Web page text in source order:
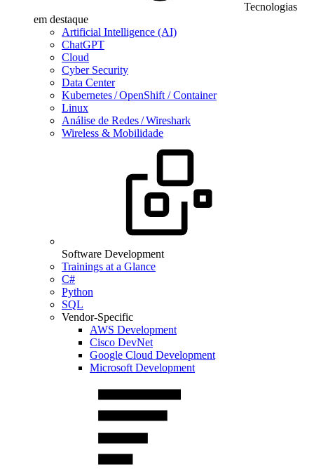
Tecnologias
em destaque
Artificial Intelligence (AI)
ChatGPT
Cloud
Cyber Security
Data Center
Kubernetes / OpenShift / Container
Linux
Análise de Redes / Wireshark
Wireless & Mobilidade
Software Development
Trainings at a Glance
C#
Python
SQL
Vendor-Specific
AWS Development
Cisco DevNet
Google Cloud Development
Microsoft Development